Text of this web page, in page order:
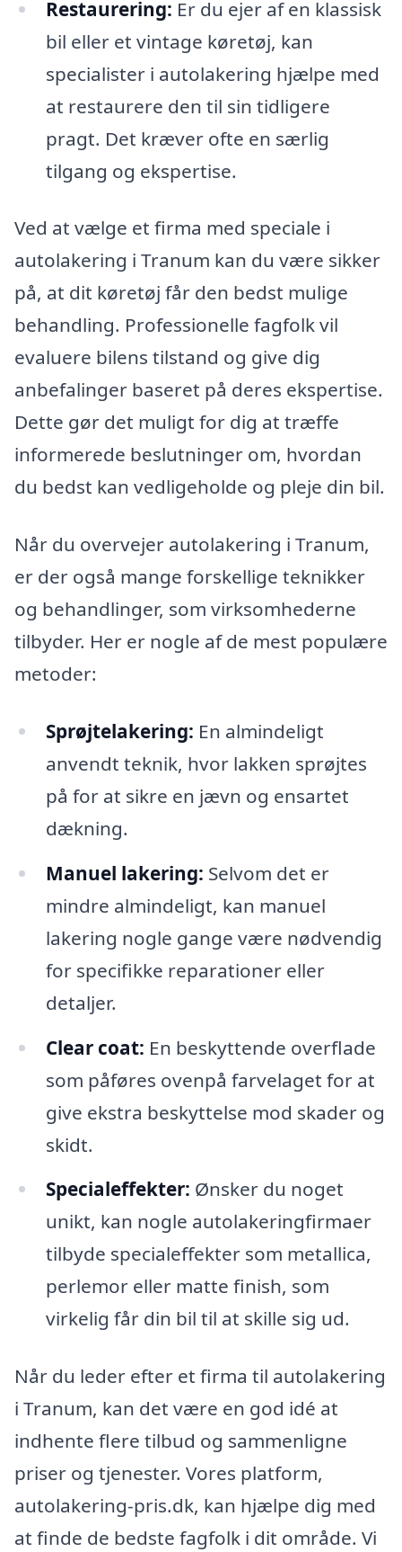
Restaurering: Er du ejer af en klassisk
bil eller et vintage køretøj, kan
specialister i autolakering hjælpe med
at restaurere den til sin tidligere
pragt. Det kræver ofte en særlig
tilgang og ekspertise.
Ved at vælge et firma med speciale i
autolakering i Tranum kan du være sikker
på, at dit køretøj får den bedst mulige
behandling. Professionelle fagfolk vil
evaluere bilens tilstand og give dig
anbefalinger baseret på deres ekspertise.
Dette gør det muligt for dig at træffe
informerede beslutninger om, hvordan
du bedst kan vedligeholde og pleje din bil.
Når du overvejer autolakering i Tranum,
er der også mange forskellige teknikker
og behandlinger, som virksomhederne
tilbyder. Her er nogle af de mest populære
metoder:
Sprøjtelakering: En almindeligt
anvendt teknik, hvor lakken sprøjtes
på for at sikre en jævn og ensartet
dækning.
Manuel lakering: Selvom det er
mindre almindeligt, kan manuel
lakering nogle gange være nødvendig
for specifikke reparationer eller
detaljer.
Clear coat: En beskyttende overflade
som påføres ovenpå farvelaget for at
give ekstra beskyttelse mod skader og
skidt.
Specialeffekter: Ønsker du noget
unikt, kan nogle autolakeringfirmaer
tilbyde specialeffekter som metallica,
perlemor eller matte finish, som
virkelig får din bil til at skille sig ud.
Når du leder efter et firma til autolakering
i Tranum, kan det være en god idé at
indhente flere tilbud og sammenligne
priser og tjenester. Vores platform,
autolakering-pris.dk, kan hjælpe dig med
at finde de bedste fagfolk i dit område. Vi